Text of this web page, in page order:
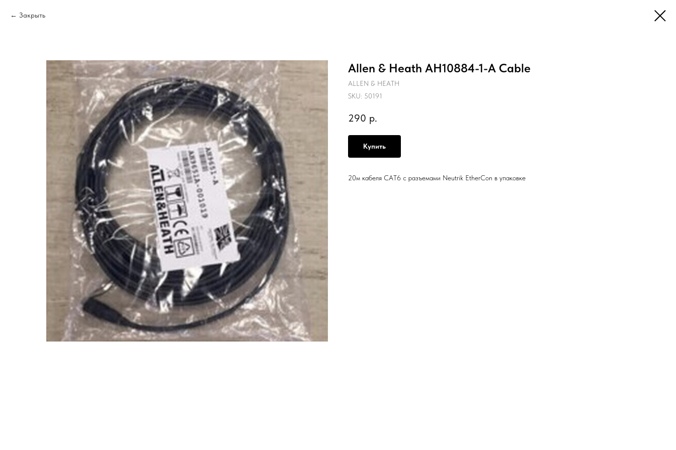
Закрыть
Allen & Heath AH10884-1-A Cable
ALLEN & HEATH
SKU: 50191
290 р.
Купить
20м кабеля CAT6 с разъемами Neutrik EtherCon в упаковке